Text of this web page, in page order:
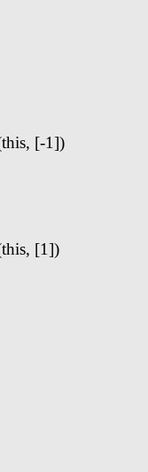
[-1])
[1])